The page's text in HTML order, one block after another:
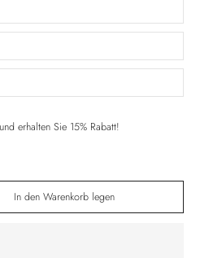
erhalten Sie 15% Rabatt!
In den Warenkorb legen